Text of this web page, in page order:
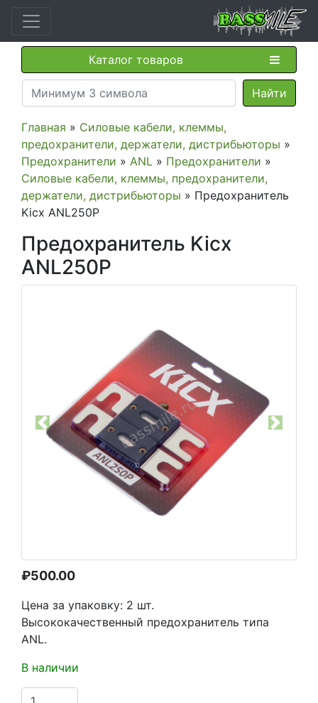
Каталог товаров
Главная » Силовые кабели, клеммы,
предохранители, держатели, дистрибьюторы »
Предохранители » ANL » Предохранители »
Силовые кабели, клеммы, предохранители,
держатели, дистрибьюторы » Предохранитель
Kicx ANL250P
Предохранитель Kicx
ANL250P
Previous Next
₽500.00
Цена за упаковку: 2 шт.
Высококачественный предохранитель типа
ANL.
В наличии
Количество